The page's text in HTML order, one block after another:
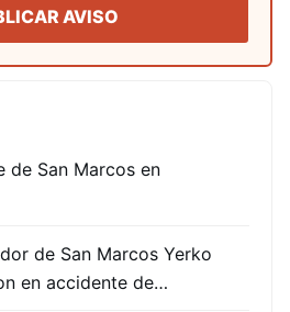
AVISO
de San Marcos en
de San Marcos Yerko
en accidente de…